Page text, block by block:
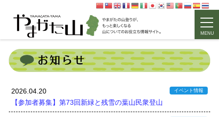
MENU
2026.04.20 イベント情報
【参加者募集】第73回新緑と残雪の葉山民衆登山